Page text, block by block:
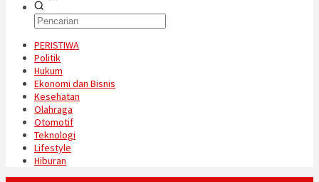
PERISTIWA
Politik
Hukum
Ekonomi dan Bisnis
Kesehatan
Olahraga
Otomotif
Teknologi
Lifestyle
Hiburan